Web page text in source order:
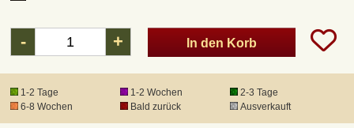
- + In den Korb
1-2 Tage 1-2 Wochen
2-3 Tage
6-8 Wochen
Bald zurück Ausverkauft
DHL Kleinpaket
DHL Express